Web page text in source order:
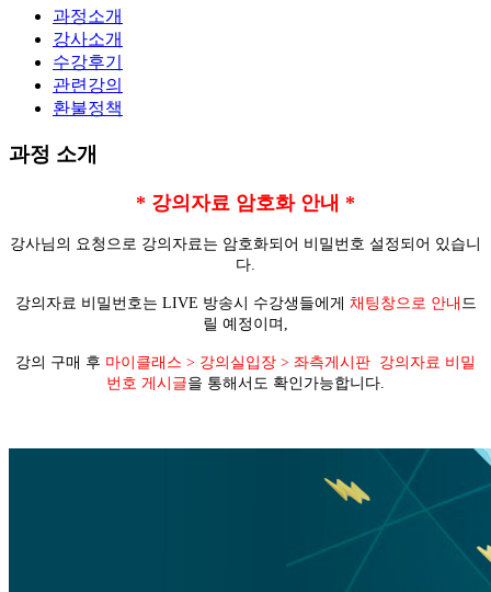
과정소개
강사소개
수강후기
관련강의
환불정책
과정 소개
* 강의자료 암호화 안내 *
강사님의 요청으로 강의자료는 암호화되어 비밀번호 설정되어 있습니
다.
강의자료 비밀번호는 LIVE 방송시 수강생들에게 채팅창으로 안내 드
릴 예정이며,
강의 구매 후 마이클래스 > 강의실입장 > 좌측게시판 강의자료 비밀
번호 게시글을 통해서도 확인가능합니다.